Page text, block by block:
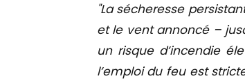
"La sécheresse
et le vent annoncé –
un risque d’incendie
l’emploi du feu est